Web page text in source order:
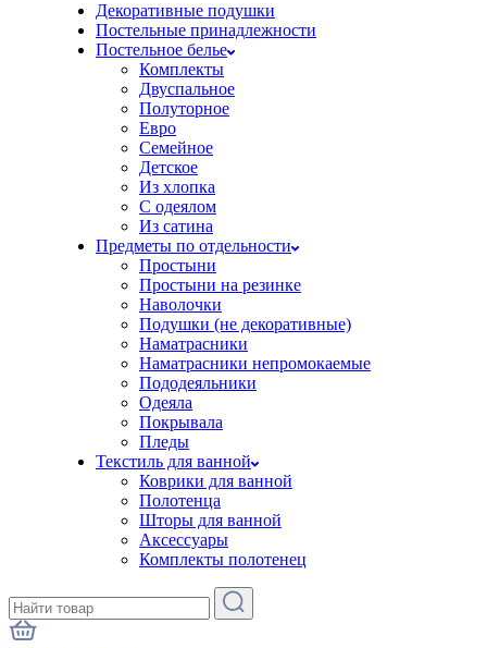
Декоративные подушки
Постельные принадлежности
Постельное белье
Комплекты
Двуспальное
Полуторное
Евро
Семейное
Детское
Из хлопка
С одеялом
Из сатина
Предметы по отдельности
Простыни
Простыни на резинке
Наволочки
Подушки (не декоративные)
Наматрасники
Наматрасники непромокаемые
Пододеяльники
Одеяла
Покрывала
Пледы
Текстиль для ванной
Коврики для ванной
Полотенца
Шторы для ванной
Аксессуары
Комплекты полотенец